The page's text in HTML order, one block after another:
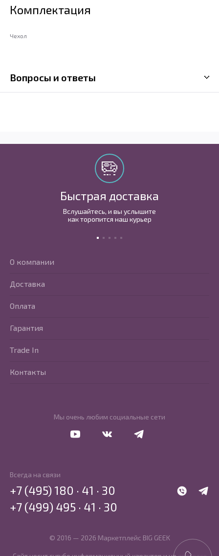
Комплектация
Чехол
Вопросы и ответы
Быстрая доставка
Вслушайтесь, и вы услышите
как торопится наш курьер
Мы очень любим социальные сети
О компании
Доставка
Оплата
Гарантия
Trade In
Контакты
Всегда на связи
WhatsApp
+7 (495) 180 · 41 · 30
+7 (499) 495 · 41 · 30
© 2016 — 2026 Маркетплейс BIG GEEK